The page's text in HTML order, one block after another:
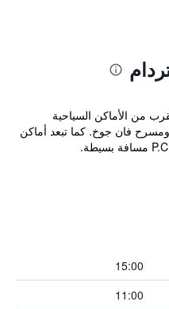
من الأماكن السياحية
ومسرح فان جوخ. كما تبعد أماكن
15:00
11:00